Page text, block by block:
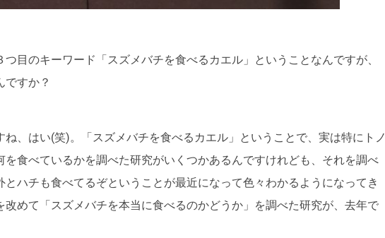
つ目のキーワード「スズメバチを食べるカエル」ということなんですが、
ですか？
ね、はい(笑)。「スズメバチを食べるカエル」ということで、実は特にトノ
を食べているかを調べた研究がいくつかあるんですけれども、それを調べ
とハチも食べてるぞということが最近になって色々わかるようになってき
改めて「スズメバチを本当に食べるのかどうか」を調べた研究が、去年で